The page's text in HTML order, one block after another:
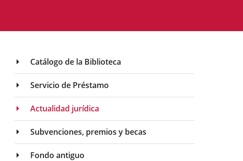
Catálogo de la Biblioteca
Servicio de Préstamo
Actualidad jurídica
Subvenciones, premios y becas
Fondo antiguo